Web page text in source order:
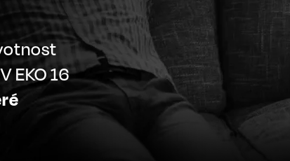
EKO 16